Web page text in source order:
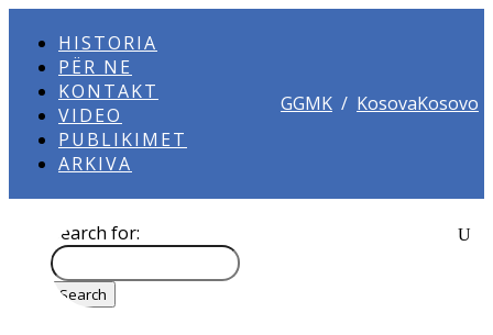
HISTORIA
PËR NE
KONTAKT
VIDEO
PUBLIKIMET
ARKIVA
GGMK / KosovaKosovo
Search for: